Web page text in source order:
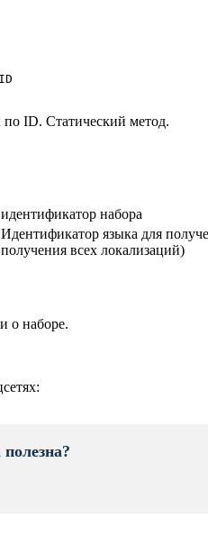
ID. Cтатический метод.
идентификатор набора
Идентификатор языка для
получения всех локализаций)
о наборе.